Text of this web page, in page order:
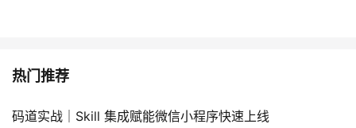
热门推荐
码道实战｜Skill 集成赋能微信小程序快速上线